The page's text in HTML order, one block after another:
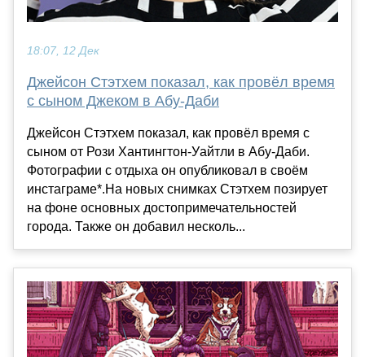
18:07, 12 Дек
Джейсон Стэтхем показал, как провёл время
с сыном Джеком в Абу-Даби
Джейсон Стэтхем показал, как провёл время с
сыном от Рози Хантингтон-Уайтли в Абу-Даби.
Фотографии с отдыха он опубликовал в своём
инстаграме*.На новых снимках Стэтхем позирует
на фоне основных достопримечательностей
города. Также он добавил несколь...